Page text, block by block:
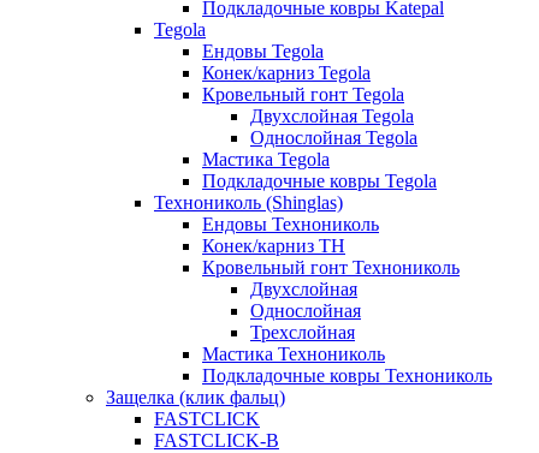
Подкладочные ковры Katepal
Tegola
Ендовы Tegola
Конек/карниз Tegola
Кровельный гонт Tegola
Двухслойная Tegola
Однослойная Tegola
Мастика Tegola
Подкладочные ковры Tegola
Технониколь (Shinglas)
Ендовы Технониколь
Конек/карниз ТН
Кровельный гонт Технониколь
Двухслойная
Однослойная
Трехслойная
Мастика Технониколь
Подкладочные ковры Технониколь
Защелка (клик фальц)
FASTCLICK
FASTCLICK-B